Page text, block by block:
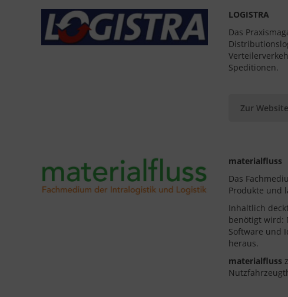
LOGISTRA
Das
Speditionen.
Zur Website
materialfluss
Das
Produkte und
Inhaltlich
benötigt wird:
Software und
heraus.
materialfluss